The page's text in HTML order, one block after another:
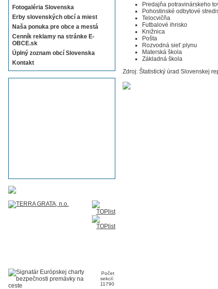
Fotogaléria Slovenska
Erby slovenských obcí a miest
Naša ponuka pre obce a mestá
Cenník reklamy na stránke E-
OBCE.sk
Úplný zoznam obcí Slovenska
Kontakt
Počet
sekcií:
11790
Predajňa potravinárskeho
Pohostinské odbytové
Telocvičňa
Futbalové ihrisko
Knižnica
Pošta
Rozvodná sieť plynu
Materská škola
Základná škola
Zdroj: Štatistický úrad Slovenskej